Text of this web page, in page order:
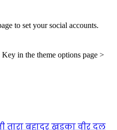
to set your social accounts.
in the theme options page >
तारा बहादुर खड्का वीर दल